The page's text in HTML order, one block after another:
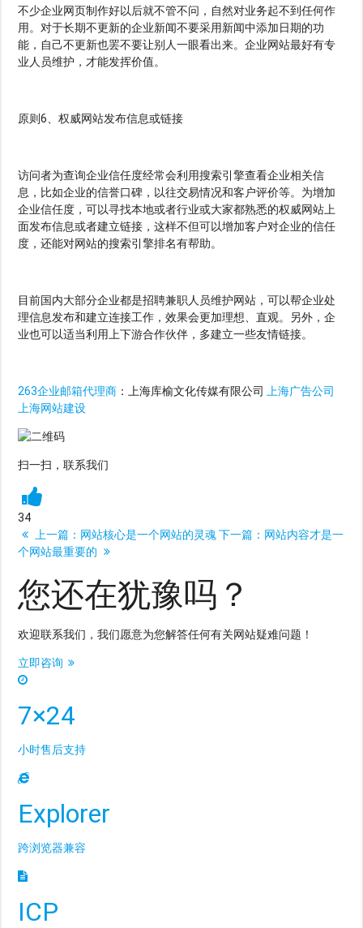
不少企业网页制作好以后就不管不问，自然对业务起不到任何作
用。对于长期不更新的企业新闻不要采用新闻中添加日期的功
能，自己不更新也罢不要让别人一眼看出来。企业网站最好有专
业人员维护，才能发挥价值。
原则6、权威网站发布信息或链接
访问者为查询企业信任度经常会利用搜索引擎查看企业相关信
息，比如企业的信誉口碑，以往交易情况和客户评价等。为增加
企业信任度，可以寻找本地或者行业或大家都熟悉的权威网站上
面发布信息或者建立链接，这样不但可以增加客户对企业的信任
度，还能对网站的搜索引擎排名有帮助。
目前国内大部分企业都是招聘兼职人员维护网站，可以帮企业处
理信息发布和建立连接工作，效果会更加理想、直观。另外，企
业也可以适当利用上下游合作伙伴，多建立一些友情链接。
263企业邮箱代理商 ：上海库榆文化传媒有限公司
上海广告公司
上海网站建设
扫一扫，联系我们
34
上一篇： 网站核心是一个网站的灵魂 下一篇： 网站内容才是一
个网站最重要的
您还在犹豫吗？
欢迎联系我们，我们愿意为您解答任何有关网站疑难问题！
立即咨询
7×24
小时售后支持
Explorer
跨浏览器兼容
ICP